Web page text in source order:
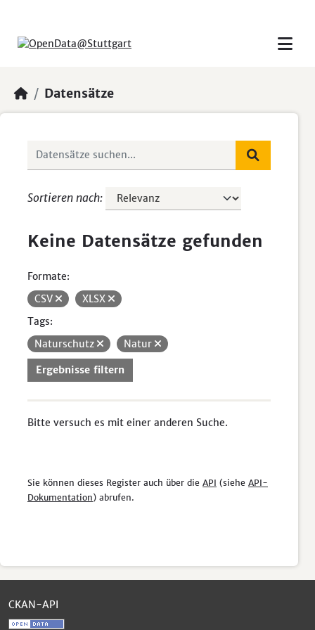
Datensätze
Sortieren nach
Keine Datensätze gefunden
Formate:
CSV
XLSX
Tags:
Naturschutz
Natur
Ergebnisse filtern
Bitte versuch es mit einer anderen Suche.
Sie können dieses Register auch über die API (siehe API-
Dokumentation) abrufen.
CKAN-API